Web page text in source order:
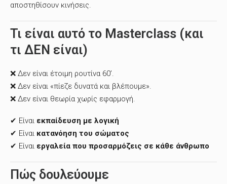
αποστηθίσουν κινήσεις.
Τι είναι αυτό το Masterclass (και
τι ΔΕΝ είναι)
❌ Δεν είναι έτοιμη ρουτίνα 60’.
❌ Δεν είναι «πίεζε δυνατά και βλέπουμε».
❌ Δεν είναι θεωρία χωρίς εφαρμογή.
✔ Είναι εκπαίδευση με λογική
✔ Είναι κατανόηση του σώματος
✔ Είναι εργαλεία που προσαρμόζεις σε κάθε άνθρωπο
Πώς δουλεύουμε